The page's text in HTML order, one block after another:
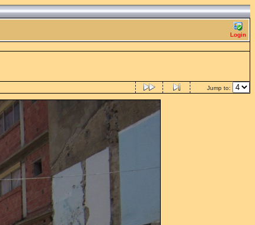
Login
Jump to: